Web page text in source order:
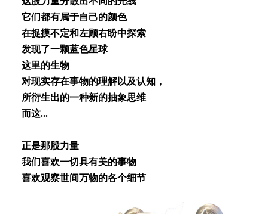
它们都有属于⾃⼰的颜⾊
在捉摸不定和左顾右盼中探索
发现了⼀颗蓝⾊星球
这⾥的⽣物
对现实存在事物的理解以及认知，
所衍⽣出的⼀种新的抽象思维
⽽这...
正是那股⼒量
我们喜欢⼀切具有美的事物
喜欢观察世间万物的各个细节